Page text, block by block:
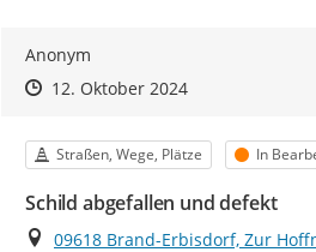
Anonym
Zeitpunkt des Erstellens
Zeitpunkt des Erstellens
12. Oktober 2024Zur Äußerung
Kategorie
Straßen, Wege, Plätze Status
In
Schild abgefallen und defekt
Ort
09618 Brand-Erbisdorf, Zur